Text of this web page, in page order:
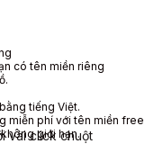
vài click chuột
có tên miền riêng
tiếng Việt.
miễn phí với tên miền free
giới hạn.